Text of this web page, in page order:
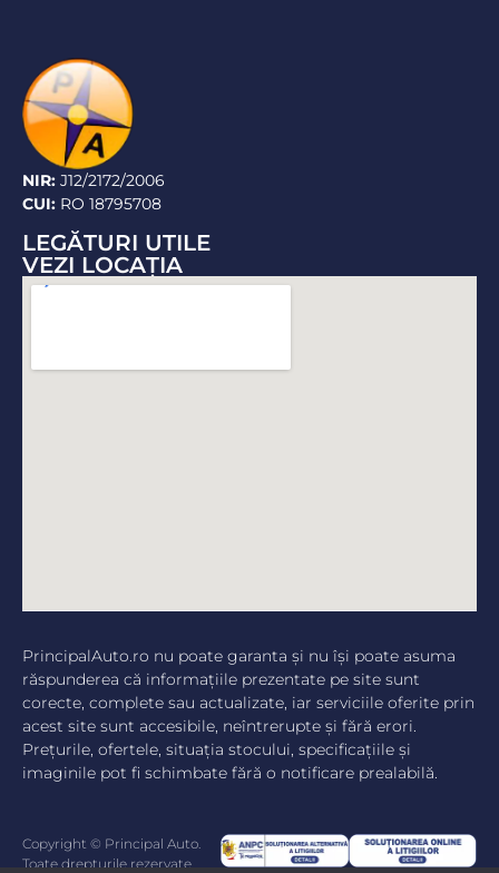
NIR: J12/2172/2006
CUI: RO 18795708
LEGĂTURI UTILE
VEZI LOCAŢIA
PrincipalAuto.ro nu poate garanta şi nu îşi poate asuma
răspunderea că informaţiile prezentate pe site sunt
corecte, complete sau actualizate, iar serviciile oferite prin
acest site sunt accesibile, neîntrerupte şi fără erori.
Preţurile, ofertele, situaţia stocului, specificaţiile şi
imaginile pot fi schimbate fără o notificare prealabilă.
Copyright © Principal Auto.
Toate drepturile rezervate.